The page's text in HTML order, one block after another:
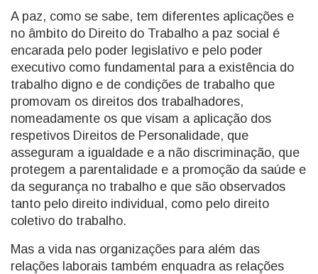
A paz, como se sabe, tem diferentes aplicações e
no âmbito do Direito do Trabalho a paz social é
encarada pelo poder legislativo e pelo poder
executivo como fundamental para a existência do
trabalho digno e de condições de trabalho que
promovam os direitos dos trabalhadores,
nomeadamente os que visam a aplicação dos
respetivos Direitos de Personalidade, que
asseguram a igualdade e a não discriminação, que
protegem a parentalidade e a promoção da saúde e
da segurança no trabalho e que são observados
tanto pelo direito individual, como pelo direito
coletivo do trabalho.
Mas a vida nas organizações para além das
relações laborais também enquadra as relações